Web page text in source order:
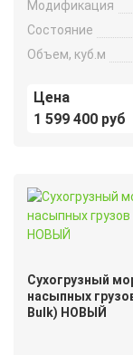
Модификация
Состояние
Объем, куб.м
Цена
1 599 400 руб
Сухогрузный
насыпных
Bulk) НОВЫЙ